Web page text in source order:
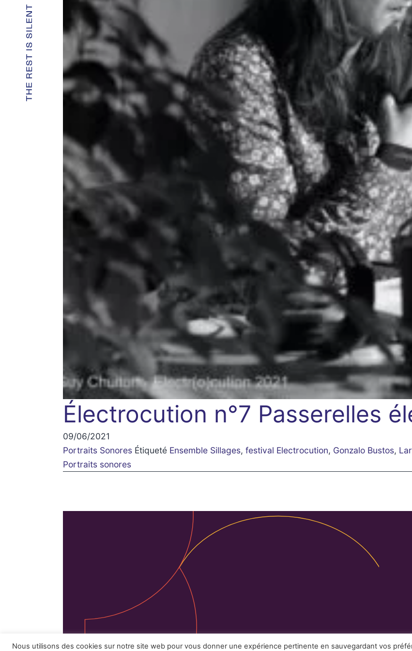
Électrocution n°7 Passerelles
09/06/2021
Portraits Sonores Étiqueté Ensemble Sillages,festival Electrocution, Gonzalo Bustos,
Portraits sonores
FacebookInstagramMentions Légales Partenaires Contact
Nous utilisons des cookies sur notre site web pour vous donner une expérience pertinente en sauvegardant vos